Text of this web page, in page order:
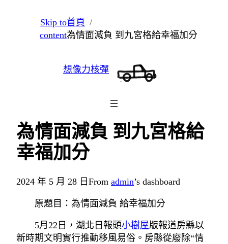
Skip to
content
首頁
為情面減負 到九宮格給幸福加分
想像力核彈
為情面減負 到九宮格給
幸福加分
2024 年 5 月 28 日 From admin’s dashboard
原題目：為情面減負 給幸福加分
5月22日，湖北日報頭小樹屋版報道房縣以
新時期文明實行推動移風易俗。房縣從廢除“情